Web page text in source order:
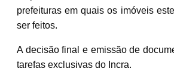
prefeituras em quais os imóveis
ser feitos.
A decisão final e emissão de
tarefas exclusivas do Incra.